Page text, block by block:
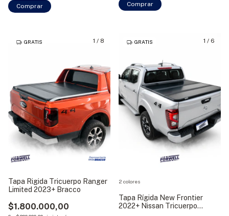
Comprar Comprar
1 / 8
GRATIS
Tapa Rigida Tricuerpo Ranger
Limited 2023+ Bracco
$1.800.000,00
1 / 6
GRATIS
Tapa Rígida New Frontier
2022+ Nissan Tricuerpo
2 colores